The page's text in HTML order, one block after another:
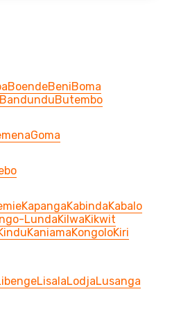
BoendeBeniBoma
BandunduButembo
Goma
KapangaKabindaKabalo
LundaKilwaKikwit
KaniamaKongoloKiri
LisalaLodjaLusanga